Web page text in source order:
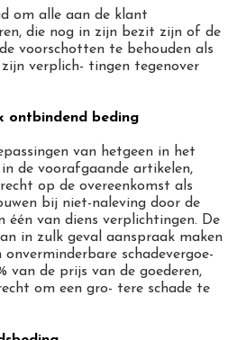
om alle aan de klant
die nog in zijn bezit zijn of de
voorschotten te behouden als
verplich- tingen tegenover
ontbindend beding
van hetgeen in het
de voorafgaande artikelen,
op de overeenkomst als
bij niet-naleving door de
één van diens verplichtingen. De
in zulk geval aanspraak maken
schadevergoe-
van de prijs van de goederen,
om een gro- tere schade te